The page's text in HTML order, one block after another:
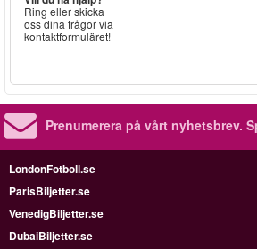
Ring eller skicka
oss dina frågor via
kontaktformuläret!
Prenumerera på vårt nyhetsbrev.
LondonFotboll.se
ParisBiljetter.se
VenedigBiljetter.se
DubaiBiljetter.se